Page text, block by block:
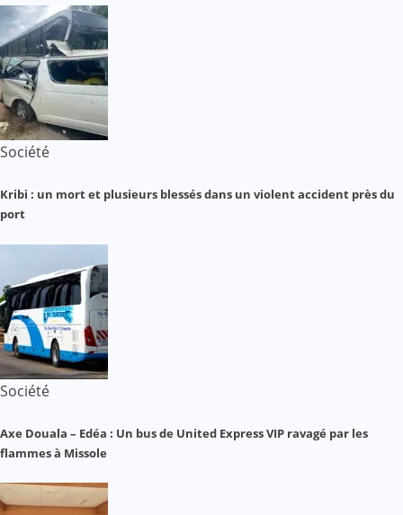
Société
Kribi : un mort et plusieurs blessés dans un violent accident près du
port
Société
Axe Douala – Edéa : Un bus de United Express VIP ravagé par les
flammes à Missole